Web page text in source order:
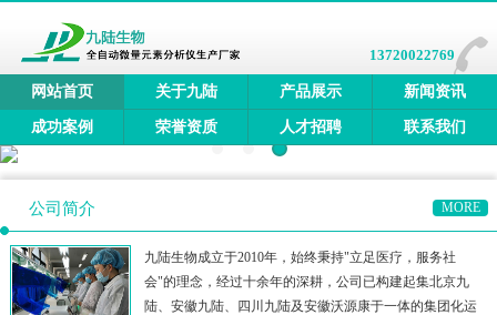
13720022769
网站首页 关于九陆 产品展示 新闻资讯
成功案例 荣誉资质 人才招聘 联系我们
公司简介 MORE
九陆生物成立于2010年，始终秉持"立足医疗，服务社
会"的理念，经过十余年的深耕，公司已构建起集北京九
陆、安徽九陆、四川九陆及安徽沃源康于一体的集团化运